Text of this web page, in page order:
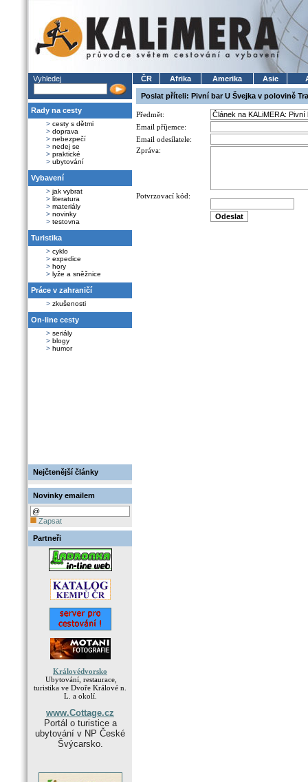
Vyhledej
Rady na cesty
> cesty s dětmi
> doprava
> nebezpečí
> nedej se
> praktické
> ubytování
Vybavení
> jak vybrat
> literatura
> materiály
> novinky
> testovna
Turistika
> cyklo
> expedice
> hory
> lyže a sněžnice
Práce v zahraničí
> zkušenosti
On-line cesty
> seriály
> blogy
> humor
Nejčtenější články
Novinky emailem
Zapsat
Partneři
Královédvorsko
Ubytování, restaurace,
turistika ve Dvoře Králové n.
L. a okolí.
www.Cottage.cz
Portál o turistice a
ubytování v NP České
Švýcarsko.
ČR Afrika Amerika Asie
Poslat příteli: Pivní bar U Švejka v polovině
Předmět:
Email příjemce:
Email odesílatele:
Zpráva:
Potvrzovací kód: